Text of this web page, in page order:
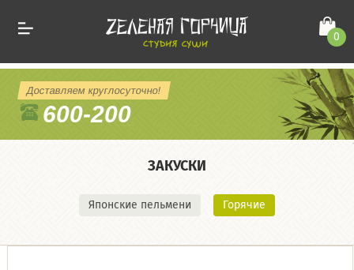
0
Доставляем круглосуточно!
600-200
ЗАКУСКИ
Японские пельмени Горячие